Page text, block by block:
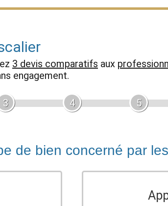
3 devis comparatifs aux
engagement.
3 4 5
de bien concerné par